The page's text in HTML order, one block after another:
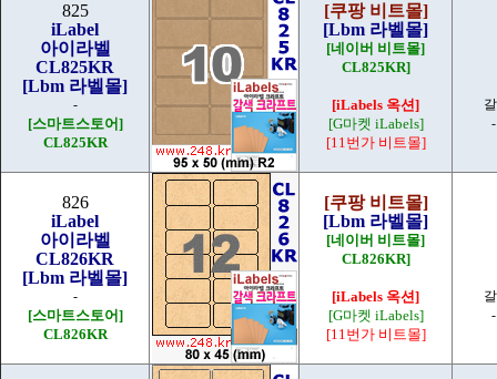
825
iLabel
아이라벨
CL825KR
[Lbm 라벨몰]
-
[스마트스토어]
CL825KR
[쿠팡 비트몰]
[Lbm 라벨몰]
[네이버 비트몰]
CL825KR]
[iLabels 옥션]
[G마켓 iLabels]
[11번가 비트몰]
826
iLabel
아이라벨
CL826KR
[Lbm 라벨몰]
-
[스마트스토어]
CL826KR
[쿠팡 비트몰]
[Lbm 라벨몰]
[네이버 비트몰]
CL826KR]
[iLabels 옥션]
[G마켓 iLabels]
[11번가 비트몰]